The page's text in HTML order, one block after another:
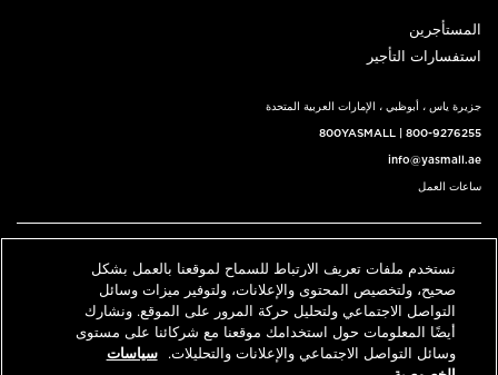
المستأجرين
استفسارات التأجير
جزيرة ياس ، أبوظبي ، الإمارات العربية المتحدة
800YASMALL 800-9276255
info@yasmall.ae
ساعات العمل
English حدد موقعنا اتصل بنا
© 2026 كل الحقوق محفوظة، ياس مول v3.1
نستخدم ملفات تعريف الارتباط للسماح لموقعنا بالعمل بشكل
صحيح، ولتخصيص المحتوى والإعلانات، ولتوفير ميزات وسائل
التواصل الاجتماعي ولتحليل حركة المرور على الموقع. ونشارك
أيضًا المعلومات حول استخدامك موقعنا مع شركائنا على مستوى
وسائل التواصل الاجتماعي والإعلانات والتحليلات.
سياسات